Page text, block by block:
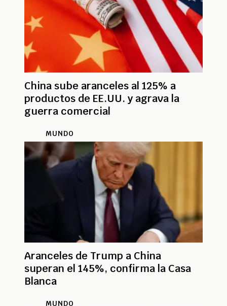
China sube aranceles al 125% a
productos de EE.UU. y agrava la
guerra comercial
MUNDO
Aranceles de Trump a China
superan el 145%, confirma la Casa
Blanca
MUNDO